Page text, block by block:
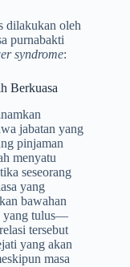
dilakukan oleh
purnabakti
syndrome:
Berkuasa
jabatan yang
pinjaman
menyatu
seseorang
yang
bawahan
yang tulus—
tersebut
yang akan
masa